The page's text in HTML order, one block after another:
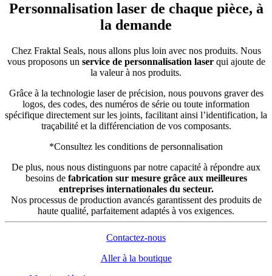
Personnalisation laser de chaque pièce, à
la demande
Chez Fraktal Seals, nous allons plus loin avec nos produits. Nous
vous proposons un service de personnalisation laserqui ajoute de
la valeur à nos produits.
Grâce à la technologie laser de précision, nous pouvons graver des
logos, des codes, des numéros de série ou toute information
spécifique directement sur les joints, facilitant ainsi l’identification, la
traçabilité et la différenciation de vos composants.
*Consultez les conditions de personnalisation
De plus, nous nous distinguons par notre capacité à répondre aux
besoins de fabrication sur mesure grâce aux meilleures
entreprises internationales du secteur.
Nos processus de production avancés garantissent des produits de
haute qualité, parfaitement adaptés à vos exigences.
Contactez-nous
Aller à la boutique